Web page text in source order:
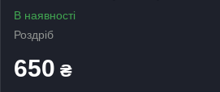
В наявності
Роздріб
650 ₴